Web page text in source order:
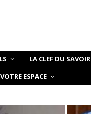
LA CLEF DU SAVOIR
VOTRE ESPACE